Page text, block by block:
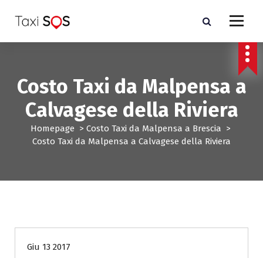
a
Costo Taxi da Malpensa a
Calvagese della Riviera
Homepage > Costo Taxi da Malpensa a Brescia >
Costo Taxi da Malpensa a Calvagese della Riviera
Giu 13 2017